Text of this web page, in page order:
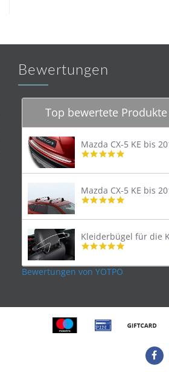
Bewertungen
Top bewertete Produkte
4.8
rating
4.9
rating
4.9
rating
Bewertungen von YOTPO